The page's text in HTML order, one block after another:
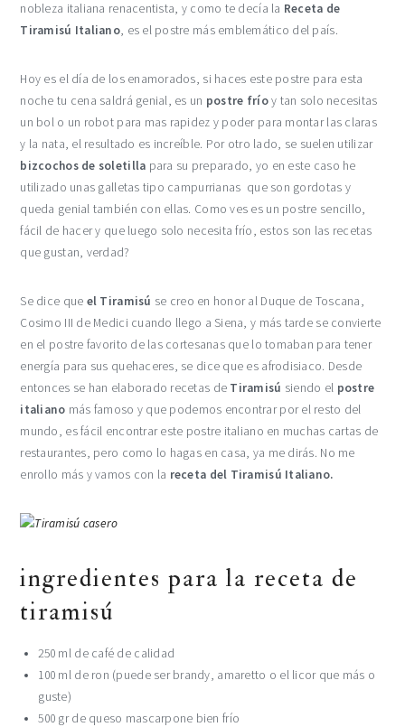
nobleza italiana renacentista, y como te decía la Receta de
Tiramisú Italiano, es el postre más emblemático del país.
Hoy es el día de los enamorados, si haces este postre para esta
noche tu cena saldrá genial, es un postre fríoy tan solo necesitas
un bol o un robot para mas rapidez y poder para montar las claras
y la nata, el resultado es increíble. Por otro lado, se suelen utilizar
bizcochos de soletilla para su preparado, yo en este caso he
utilizado unas galletas tipo campurrianas que son gordotas y
queda genial también con ellas. Como ves es un postre sencillo,
fácil de hacer y que luego solo necesita frío, estos son las recetas
que gustan, verdad?
Se dice que el Tiramisú se creo en honor al Duque de Toscana,
Cosimo III de Medici cuando llego a Siena, y más tarde se convierte
en el postre favorito de las cortesanas que lo tomaban para tener
energía para sus quehaceres, se dice que es afrodisiaco. Desde
entonces se han elaborado recetas de Tiramisú siendo el postre
italiano más famoso y que podemos encontrar por el resto del
mundo, es fácil encontrar este postre italiano en muchas cartas de
restaurantes, pero como lo hagas en casa, ya me dirás. No me
enrollo más y vamos con la receta del Tiramisú Italiano.
ingredientes para la receta de
tiramisú
250 ml de café de calidad
100 ml de ron (puede ser brandy, amaretto o el licor que más o
guste)
500 gr de queso mascarpone bien frío